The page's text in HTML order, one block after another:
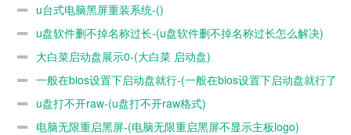
ChipGenius3.0以上版本，读到保存，发送，可以修复或自己
的阅读信息，根据阅读PIDVID芯片下载相应的低恢复原来的
工厂生产工具，失败率有点，不过，试多几次，尝试更多的生
它是假的U盘是无助
关注作者不迷路 每天更新网友粉丝遇到的电脑问题
u台式电脑黑屏重装系统-()
u盘软件删不掉名称过长-(u盘软件删不掉名称过长怎么解决)
大白菜启动盘展示0-(大白菜 启动盘)
一般在bios设置下启动盘就行-(一般在bios设置下启动盘就行了
吗) u盘打不开raw-(u盘打不开raw格式)
电脑无限重启黑屏-(电脑无限重启黑屏不显示主板logo)